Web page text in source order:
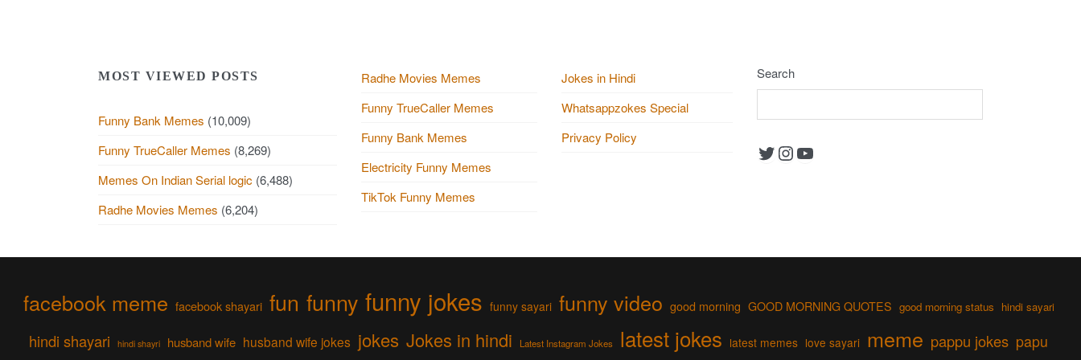
MOST VIEWED POSTS
Funny Bank Memes (10,009)
Funny TrueCaller Memes (8,269)
Memes On Indian Serial logic (6,488)
Radhe Movies Memes (6,204)
Radhe Movies Memes
Funny TrueCaller Memes
Funny Bank Memes
Electricity Funny Memes
TikTok Funny Memes
Jokes in Hindi
Whatsappzokes Special
Privacy Policy
Search
Twitter Instagram YouTube
facebook meme facebook shayari fun funny funny jokes funny sayari funny video good morning GOOD MORNING QUOTES good morning status hindi sayari
hindi shayari hindi shayri husband wife husband wife jokes jokes Jokes in hindi Latest Instagram Jokes latest jokes latest memes love sayari meme pappu jokes papu